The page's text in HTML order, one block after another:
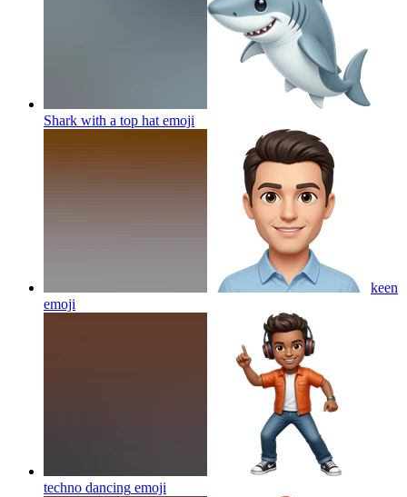
Shark with a top hat emoji
keen
emoji
techno dancing emoji